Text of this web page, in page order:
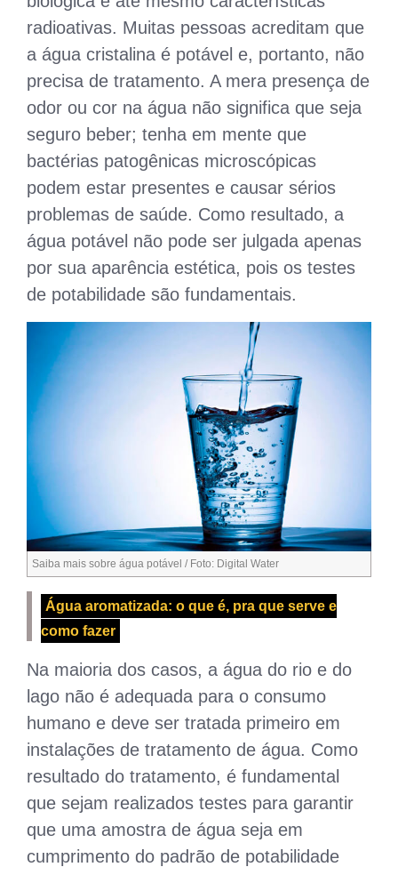
radioativas. Muitas pessoas acreditam que
a água cristalina é potável e, portanto, não
precisa de tratamento. A mera presença de
odor ou cor na água não significa que seja
seguro beber; tenha em mente que
bactérias patogênicas microscópicas
podem estar presentes e causar sérios
problemas de saúde. Como resultado, a
água potável não pode ser julgada apenas
por sua aparência estética, pois os testes
de potabilidade são fundamentais.
Saiba mais sobre água potável / Foto: Digital Water
Água aromatizada: o que é, pra que serve e
como fazer
Na maioria dos casos, a água do rio e do
lago não é adequada para o consumo
humano e deve ser tratada primeiro em
instalações de tratamento de água. Como
resultado do tratamento, é fundamental
que sejam realizados testes para garantir
que uma amostra de água seja em
cumprimento do padrão de potabilidade